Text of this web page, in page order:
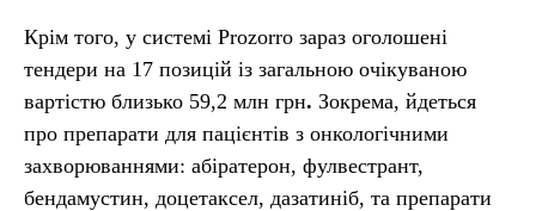
Крім того, у системі Prozorro зараз оголошені
тендери на 17 позицій із загальною очікуваною
вартістю близько 59,2 млн грн. Зокрема, йдеться
про препарати для пацієнтів з онкологічними
захворюваннями: абіратерон, фулвестрант,
бендамустин, доцетаксел, дазатиніб, та препарати